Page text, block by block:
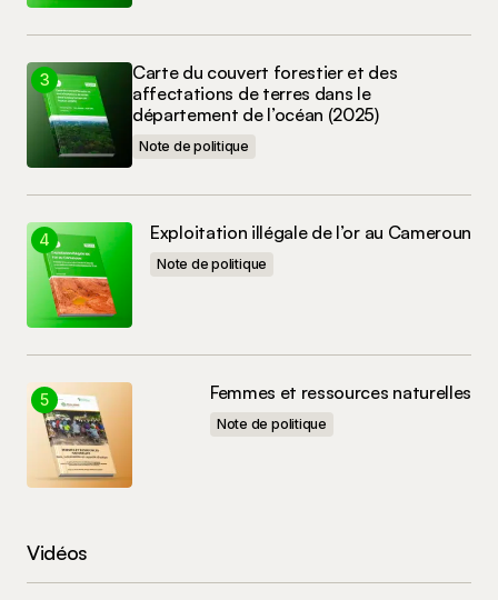
Carte du couvert forestier et des
affectations de terres dans le
département de l’océan (2025)
Note de politique
Exploitation illégale de l’or au Cameroun
Note de politique
Femmes et ressources naturelles
Note de politique
Vidéos